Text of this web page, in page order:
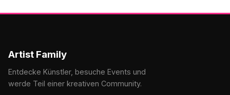
Artist Family
Entdecke Künstler, besuche Events und
werde Teil einer kreativen Community.